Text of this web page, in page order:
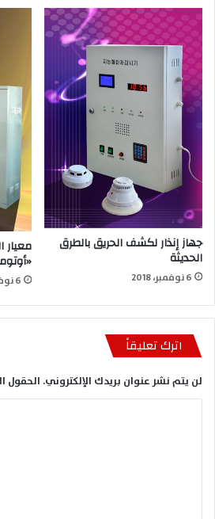
جهاز إنذار لكشف الحريق بالطرق
الحديثة
6 نوفمبر، 2018 6 نوفمبر، 2018
اترك تعليقاً
لن يتم نشر عنوان بريدك الإلكتروني. الحقول